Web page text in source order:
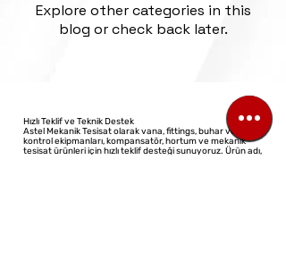
Explore other categories in this
blog or check back later.
Hızlı Teklif ve Teknik Destek
Astel Mekanik Tesisat olarak vana, fittings, buhar ve akış
kontrol ekipmanları, kompansatör, hortum ve mekanik
tesisat ürünleri için hızlı teklif desteği sunuyoruz. Ürün adı,